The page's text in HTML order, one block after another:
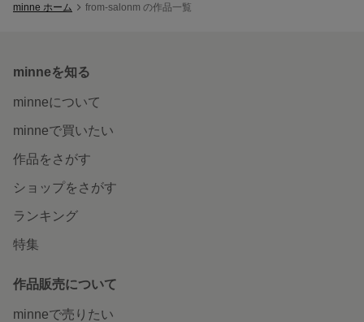
minne ホーム from-salonm の作品一覧
minneを知る
minneについて
minneで買いたい
作品をさがす
ショップをさがす
ランキング
特集
作品販売について
minneで売りたい